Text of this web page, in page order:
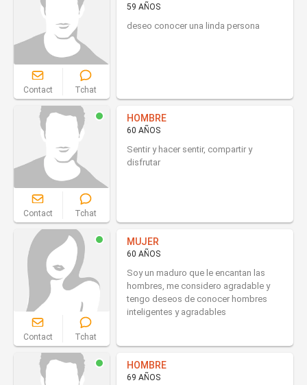
Contact Tchat
59 AÑOS
deseo conocer una linda persona
Contact Tchat
HOMBRE
60 AÑOS
Sentir y hacer sentir, compartir y
disfrutar
Contact Tchat
MUJER
60 AÑOS
Soy un maduro que le encantan las
hombres, me considero agradable y
tengo deseos de conocer hombres
inteligentes y agradables
HOMBRE
69 AÑOS